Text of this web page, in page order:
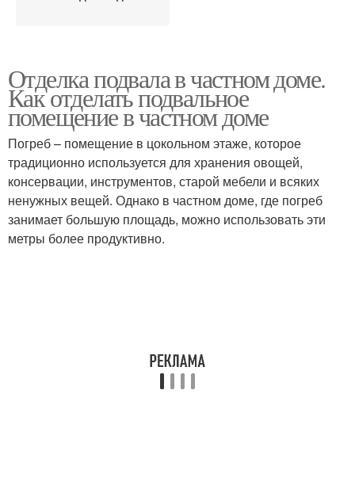
Отделка подвала в частном доме.
Как отделать подвальное
помещение в частном доме
Погреб – помещение в цокольном этаже, которое
традиционно используется для хранения овощей,
консервации, инструментов, старой мебели и всяких
ненужных вещей. Однако в частном доме, где погреб
занимает большую площадь, можно использовать эти
метры более продуктивно.